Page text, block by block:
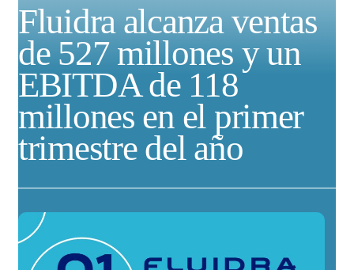
Fluidra alcanza ventas
de 527 millones y un
EBITDA de 118
millones en el primer
trimestre del año